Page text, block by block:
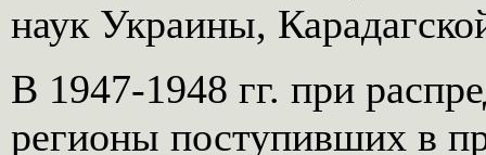
наук Украины,
В 1947-1948 гг. при
регионы поступивших в